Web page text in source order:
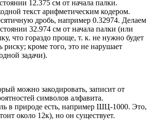
12.375 см от начала палки.
текст арифметическим кодером.
дробь, например 0.32974. Делаем
32.974 см от начала палки (или
что гораздо проще, т. к. не нужно будет
риску; кроме того, это не нарушает
задачи).
можно закодировать, записит от
символов алфавита.
в природе есть, например ШЦ-1000. Это,
около 12к), но он существует.